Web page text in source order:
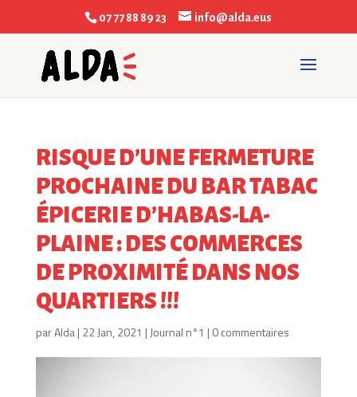
07 77 88 89 23 info@alda.eus
RISQUE D’UNE FERMETURE
PROCHAINE DU BAR TABAC
ÉPICERIE D’HABAS-LA-
PLAINE : DES COMMERCES
DE PROXIMITÉ DANS NOS
QUARTIERS !!!
parAlda| 22 Jan, 2021 | Journal n°1 | 0 commentaires